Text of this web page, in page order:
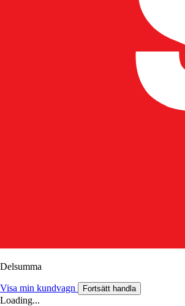
Delsumma
Visa min kundvagn Fortsätt handla
Loading...